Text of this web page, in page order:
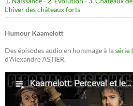
L’hiver des châteaux forts
Humour Kaamelott
Des épisodes audio en hommage à lasérie
d'Alexandre ASTIER.